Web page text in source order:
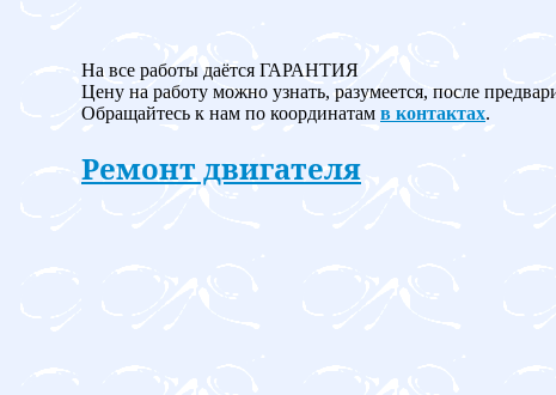
На все работы даётся ГАРАНТИЯ
Цену на работу можно узнать, разумеется, после
Обращайтесь к нам по координатам в контактах.
Ремонт двигателя